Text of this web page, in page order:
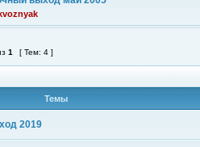
1 [ Тем: 4 ]
Темы
2019